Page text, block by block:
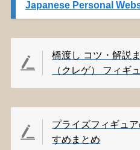
Japanese Personal
橋渡し コツ・解説
（クレゲ） フィギ
プライズフィギュ
すめまとめ